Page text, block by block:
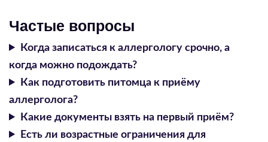
Частые вопросы
Когда записаться к аллергологу срочно, а
когда можно подождать?
Как подготовить питомца к приёму
аллерголога?
Какие документы взять на первый приём?
Есть ли возрастные ограничения для